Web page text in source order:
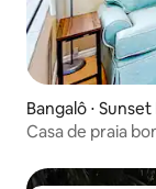
Bangalô ⋅
Casa de praia